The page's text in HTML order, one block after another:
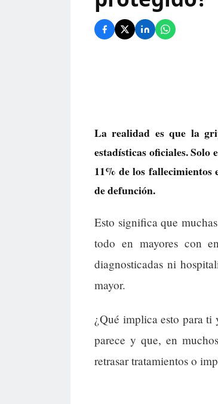
La realidad es que la
estadísticas oficiales. Solo
11% de los fallecimientos
de defunción.
Esto significa que
todo en mayores con
diagnosticadas ni
mayor.
¿Qué implica esto para
parece y que, en
retrasar tratamientos o